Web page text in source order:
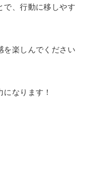
で、行動に移しやす
を楽しんでください
なります！